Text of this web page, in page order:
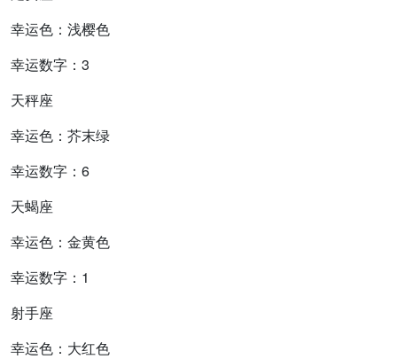
幸运色：浅樱色
幸运数字：3
天秤座
幸运色：芥末绿
幸运数字：6
天蝎座
幸运色：金黄色
幸运数字：1
射手座
幸运色：大红色